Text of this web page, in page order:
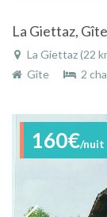
La Giettaz,
La Giettaz (22
Gîte
2
160€/nuit